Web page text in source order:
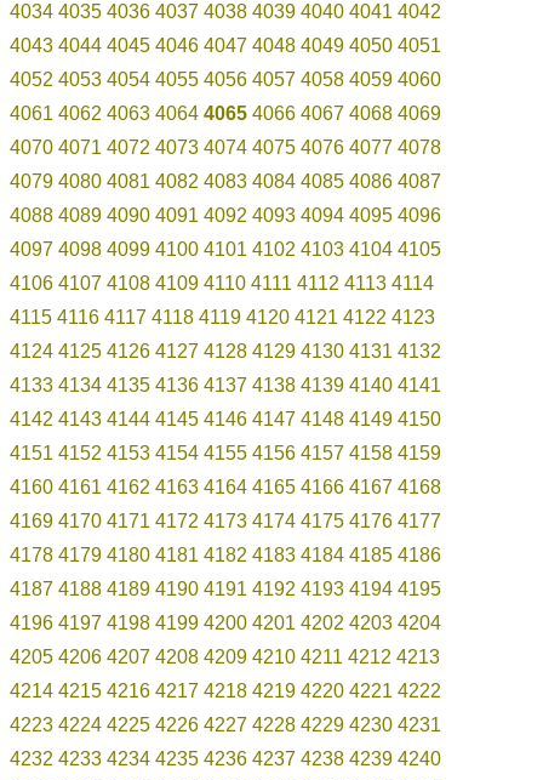
4034 4035 4036 4037 4038 4039 4040 4041 4042
4043 4044 4045 4046 4047 4048 4049 4050 4051
4052 4053 4054 4055 4056 4057 4058 4059 4060
4061 4062 4063 4064 4065 4066 4067 4068 4069
4070 4071 4072 4073 4074 4075 4076 4077 4078
4079 4080 4081 4082 4083 4084 4085 4086 4087
4088 4089 4090 4091 4092 4093 4094 4095 4096
4097 4098 4099 4100 4101 4102 4103 4104 4105
4106 4107 4108 4109 4110 4111 4112 4113 4114
4115 4116 4117 4118 4119 4120 4121 4122 4123
4124 4125 4126 4127 4128 4129 4130 4131 4132
4133 4134 4135 4136 4137 4138 4139 4140 4141
4142 4143 4144 4145 4146 4147 4148 4149 4150
4151 4152 4153 4154 4155 4156 4157 4158 4159
4160 4161 4162 4163 4164 4165 4166 4167 4168
4169 4170 4171 4172 4173 4174 4175 4176 4177
4178 4179 4180 4181 4182 4183 4184 4185 4186
4187 4188 4189 4190 4191 4192 4193 4194 4195
4196 4197 4198 4199 4200 4201 4202 4203 4204
4205 4206 4207 4208 4209 4210 4211 4212 4213
4214 4215 4216 4217 4218 4219 4220 4221 4222
4223 4224 4225 4226 4227 4228 4229 4230 4231
4232 4233 4234 4235 4236 4237 4238 4239 4240